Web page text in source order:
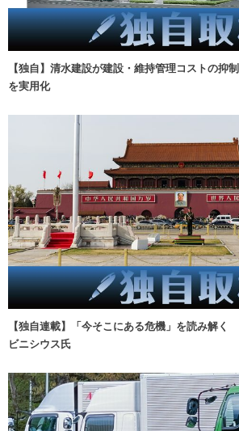
【独自】清水建設が建設・維持管理コストの抑
を実用化
【独自連載】「今そこにある危機」を読み解く
ビニシウス氏